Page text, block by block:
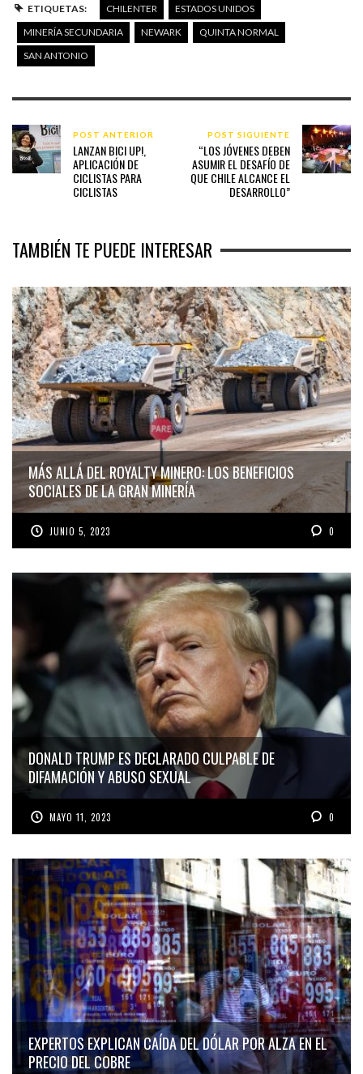
ETIQUETAS: CHILENTER
ESTADOS UNIDOS
MINERÍA SECUNDARIA
NEWARK
QUINTA NORMAL
SAN ANTONIO
POST ANTERIOR
LANZAN BICI UP!,
APLICACIÓN DE
CICLISTAS PARA
CICLISTAS
POST SIGUIENTE
“LOS JÓVENES DEBEN
ASUMIR EL DESAFÍO DE
QUE CHILE ALCANCE EL
DESARROLLO”
TAMBIÉN TE PUEDE INTERESAR
MÁS ALLÁ DEL ROYALTY MINERO: LOS BENEFICIOS
SOCIALES DE LA GRAN MINERÍA
JUNIO 5, 2023 0
DONALD TRUMP ES DECLARADO CULPABLE DE
DIFAMACIÓN Y ABUSO SEXUAL
MAYO 11, 2023 0
EXPERTOS EXPLICAN CAÍDA DEL DÓLAR POR ALZA EN EL
PRECIO DEL COBRE